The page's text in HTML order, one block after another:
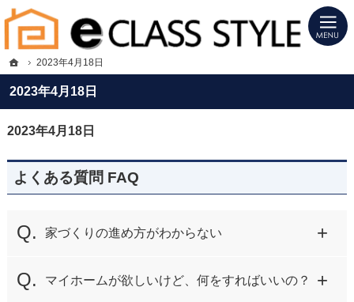
2023年4月18日
プロの目線からご提案。福岡市・筑紫野市・春日市・大野城市・小郡市の注文住
福岡市・筑紫野市・春日市・大野城市・小郡市の新築・注文住宅・新築戸建てを
2023年4月18日
よくある質問 FAQ
家づくりの進め方がわからない
マイホームが欲しいけど、何をすればいいの？
ホーム
2023年4月18日